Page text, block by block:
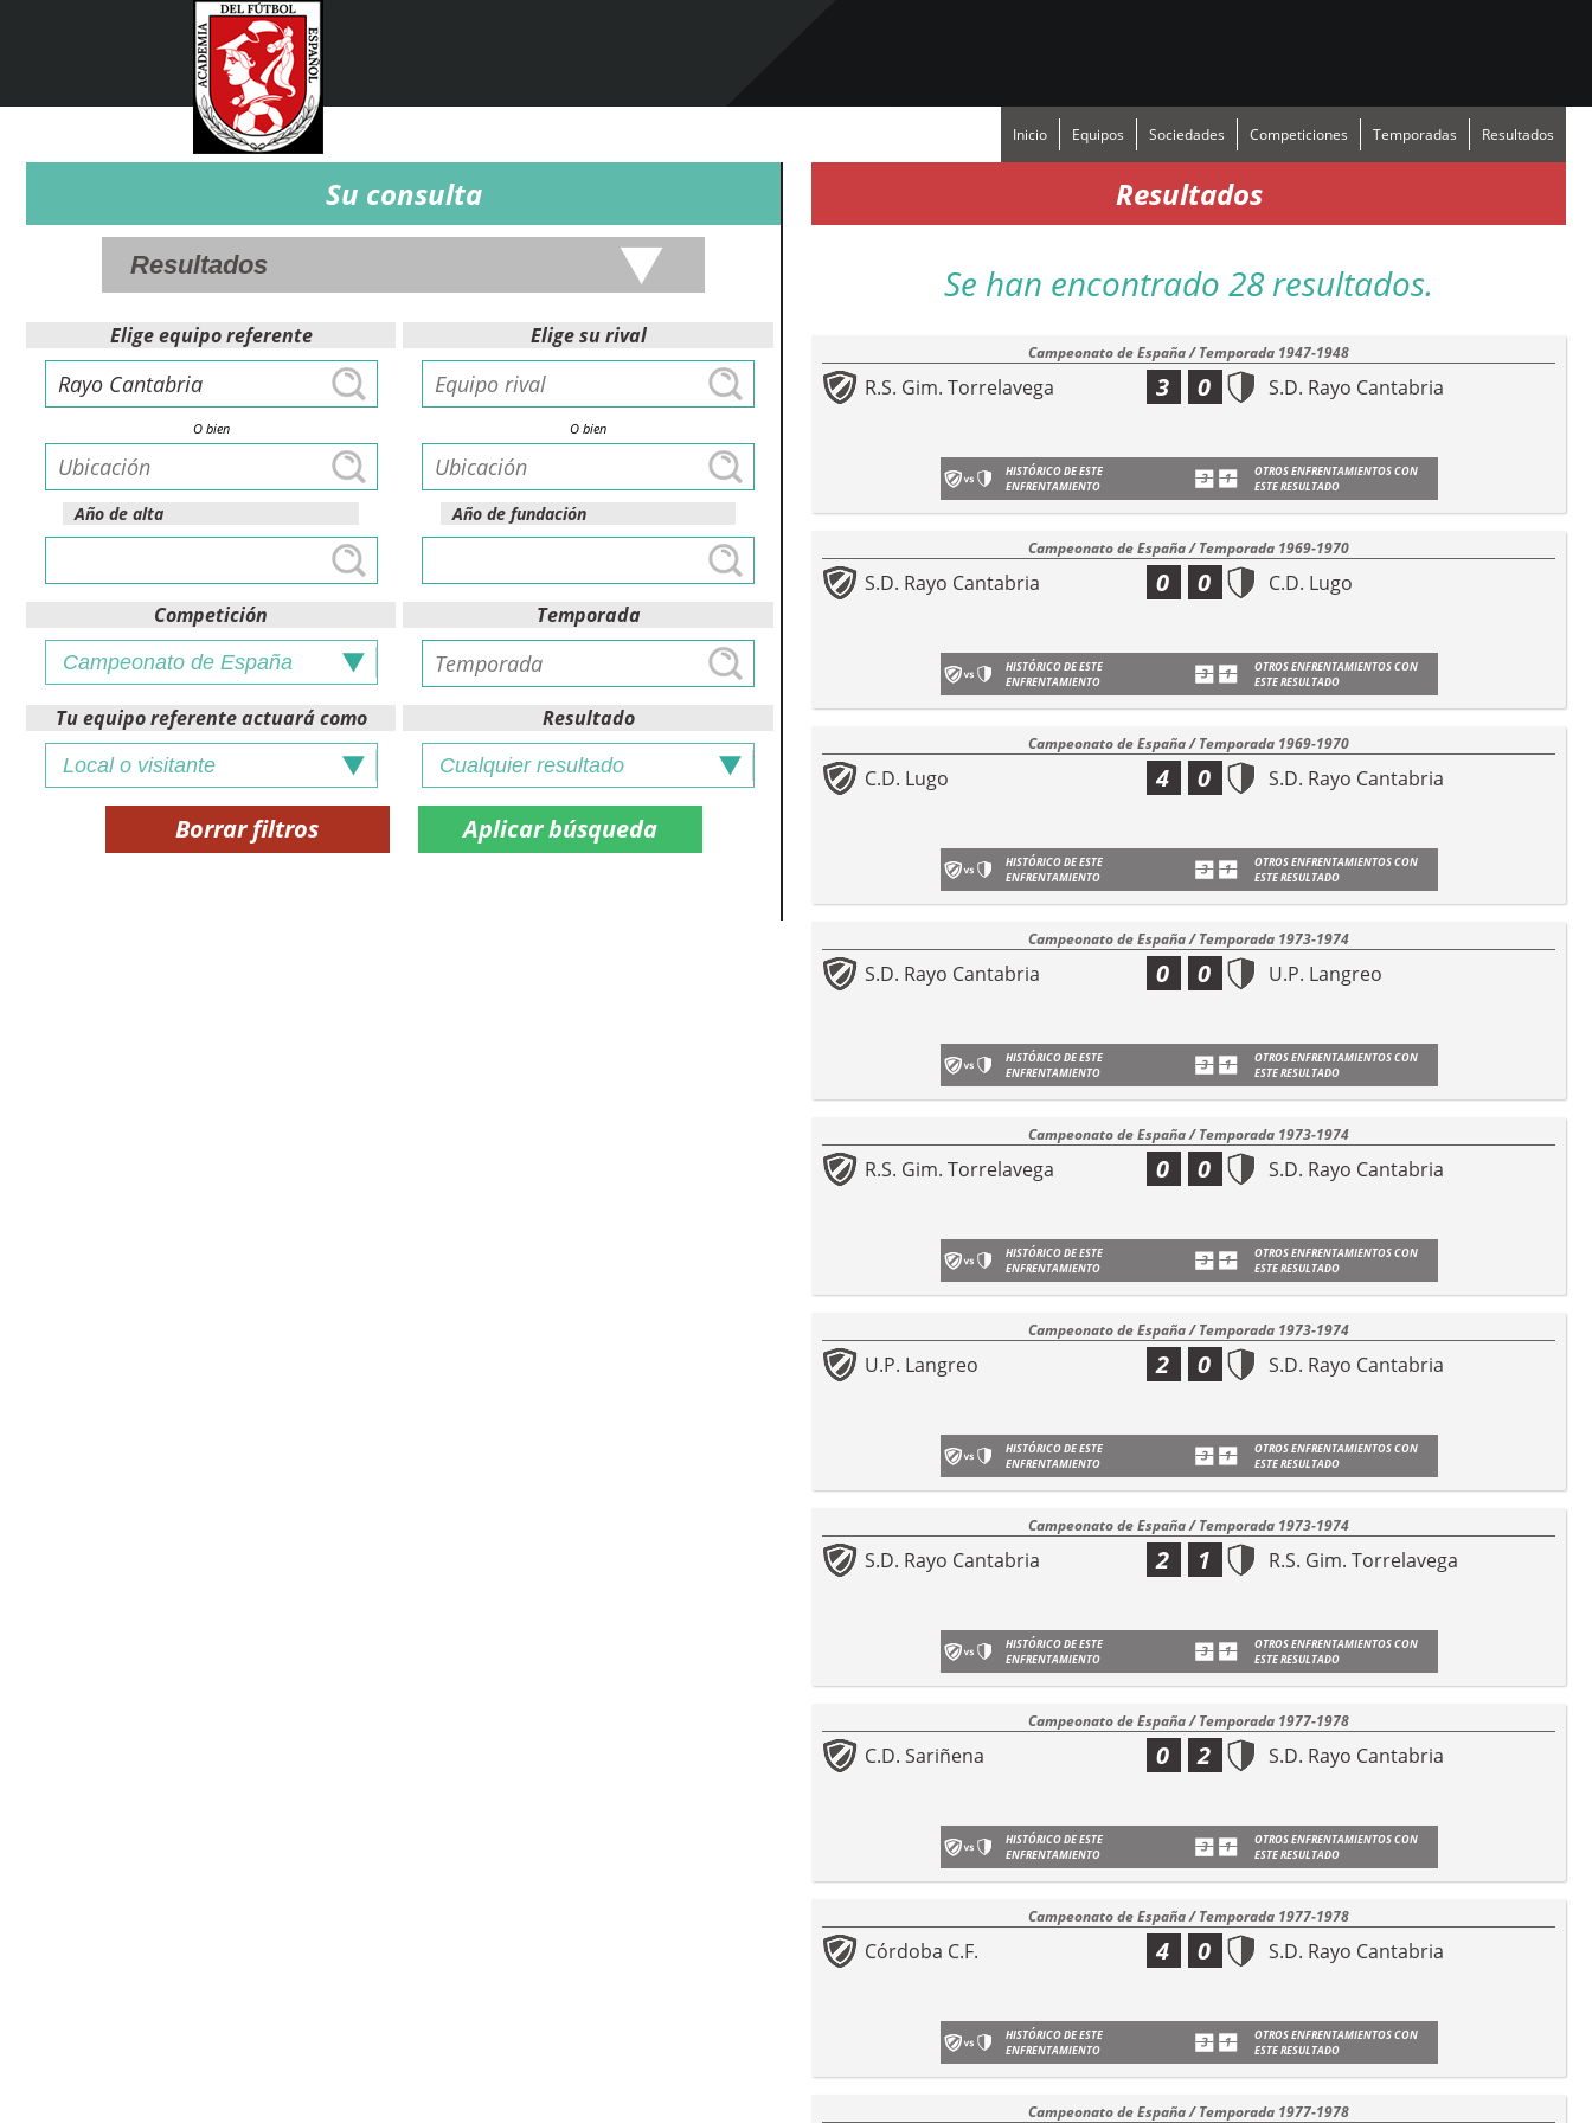
Inicio Equipos Sociedades Competiciones Temporadas Resultados
Su consulta
Elige equipo referente
O bien
Año de alta
Elige su rival
O bien
Año de fundación
Competición Temporada
Tu equipo referente actuará como Resultado
Borrar filtros
Resultados
Se han encontrado 28 resultados.
Campeonato de España / Temporada 1947-1948
R.S. Gim. Torrelavega 3 S.D. Rayo Cantabria
0
HISTÓRICO DE ESTE
ENFRENTAMIENTO
OTROS ENFRENTAMIENTOS CON
ESTE RESULTADO
Campeonato de España / Temporada 1969-1970
S.D. Rayo Cantabria 0 C.D. Lugo
0
HISTÓRICO DE ESTE
ENFRENTAMIENTO
OTROS ENFRENTAMIENTOS CON
ESTE RESULTADO
Campeonato de España / Temporada 1969-1970
C.D. Lugo 4 S.D. Rayo Cantabria
0
HISTÓRICO DE ESTE
ENFRENTAMIENTO
OTROS ENFRENTAMIENTOS CON
ESTE RESULTADO
Campeonato de España / Temporada 1973-1974
S.D. Rayo Cantabria 0 U.P. Langreo
0
HISTÓRICO DE ESTE
ENFRENTAMIENTO
OTROS ENFRENTAMIENTOS CON
ESTE RESULTADO
Campeonato de España / Temporada 1973-1974
R.S. Gim. Torrelavega 0 S.D. Rayo Cantabria
0
HISTÓRICO DE ESTE
ENFRENTAMIENTO
OTROS ENFRENTAMIENTOS CON
ESTE RESULTADO
Campeonato de España / Temporada 1973-1974
U.P. Langreo 2 S.D. Rayo Cantabria
0
HISTÓRICO DE ESTE
ENFRENTAMIENTO
OTROS ENFRENTAMIENTOS CON
ESTE RESULTADO
Campeonato de España / Temporada 1973-1974
S.D. Rayo Cantabria 2 R.S. Gim. Torrelavega
1
HISTÓRICO DE ESTE
ENFRENTAMIENTO
OTROS ENFRENTAMIENTOS CON
ESTE RESULTADO
Campeonato de España / Temporada 1977-1978
C.D. Sariñena 0 S.D. Rayo Cantabria
2
HISTÓRICO DE ESTE
ENFRENTAMIENTO
OTROS ENFRENTAMIENTOS CON
ESTE RESULTADO
Campeonato de España / Temporada 1977-1978
Córdoba C.F. 4 S.D. Rayo Cantabria
0
HISTÓRICO DE ESTE
ENFRENTAMIENTO
OTROS ENFRENTAMIENTOS CON
ESTE RESULTADO
Campeonato de España / Temporada 1977-1978